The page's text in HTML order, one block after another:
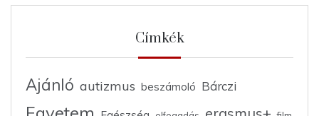
Címkék
Ajánló autizmus beszámoló Bárczi